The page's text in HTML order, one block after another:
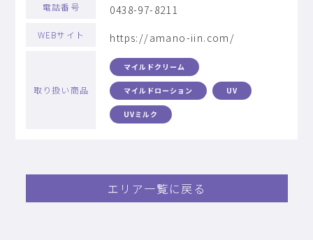
電話番号 0438-97-8211
WEBサイト https://amano-iin.com/
取り扱い商品
マイルドクリーム
マイルドローション UV
UVミルク
エリア一覧に戻る